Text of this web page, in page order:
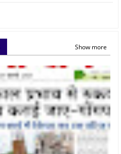
Show more